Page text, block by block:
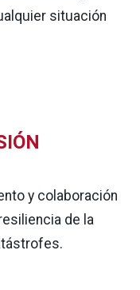
situación
y colaboración
de la